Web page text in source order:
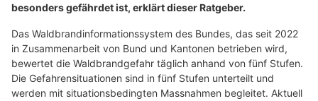
besonders gefährdet ist, erklärt dieser Ratgeber.
Das Waldbrandinformationssystem des Bundes, das seit 2022
in Zusammenarbeit von Bund und Kantonen betrieben wird,
bewertet die Waldbrandgefahr täglich anhand von fünf Stufen.
Die Gefahrensituationen sind in fünf Stufen unterteilt und
werden mit situationsbedingten Massnahmen begleitet. Aktuell